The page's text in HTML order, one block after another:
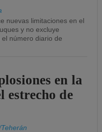
nuevas limitaciones en el
y no excluye
número diario de
en la
estrecho de